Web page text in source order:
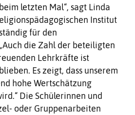
letzten Mal“, sagt Linda
Institut
für den
die Zahl der beteiligten
Lehrkräfte ist
Es zeigt, dass unserem
hohe Wertschätzung
Die Schülerinnen und
oder Gruppenarbeiten